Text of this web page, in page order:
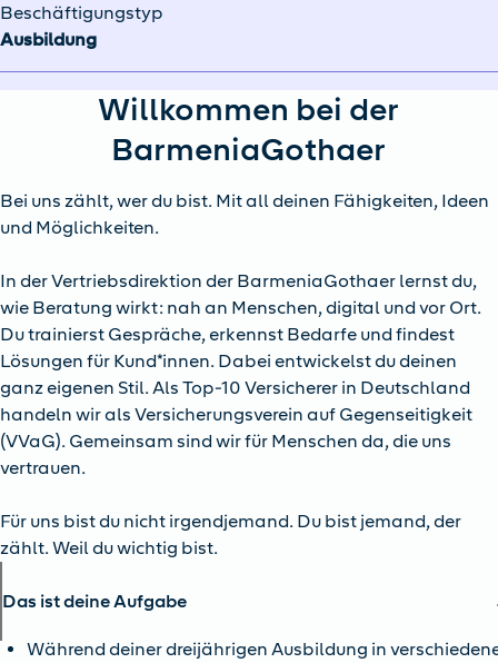
Beschäftigungstyp
Ausbildung
Willkommen bei der
BarmeniaGothaer
Bei uns zählt, wer du bist. Mit all deinen Fähigkeiten, Ideen
und Möglichkeiten.
In der Vertriebsdirektion der BarmeniaGothaer lernst du,
wie Beratung wirkt: nah an Menschen, digital und vor Ort.
Du trainierst Gespräche, erkennst Bedarfe und findest
Lösungen für Kund*innen. Dabei entwickelst du deinen
ganz eigenen Stil. Als Top-10 Versicherer in Deutschland
handeln wir als Versicherungsverein auf Gegenseitigkeit
(VVaG). Gemeinsam sind wir für Menschen da, die uns
vertrauen.
Für uns bist du nicht irgendjemand. Du bist jemand, der
zählt. Weil du wichtig bist.
Das ist deine Aufgabe
Während deiner dreijährigen Ausbildung in